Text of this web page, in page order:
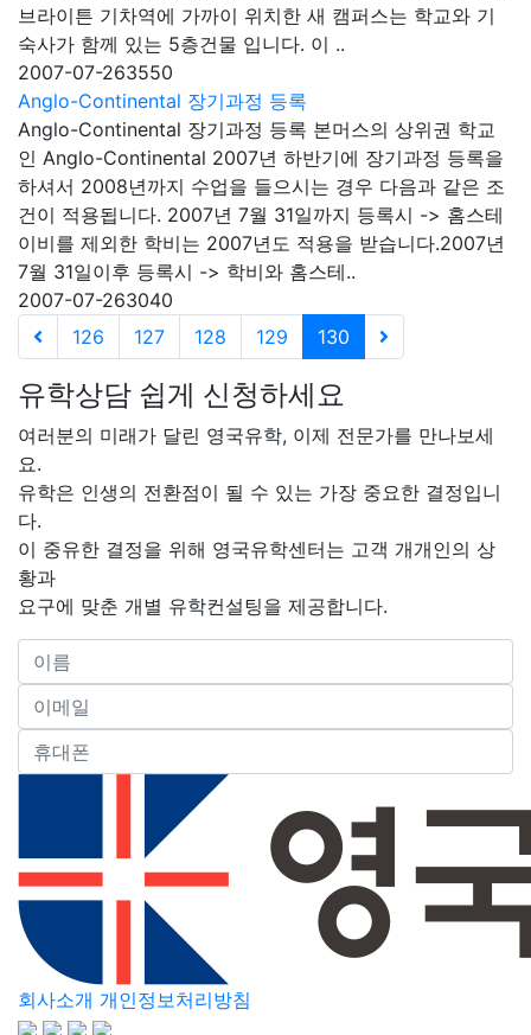
브라이튼 기차역에 가까이 위치한 새 캠퍼스는 학교와 기
숙사가 함께 있는 5층건물 입니다. 이 ..
2007-07-263550
Anglo-Continental 장기과정 등록
Anglo-Continental 장기과정 등록 본머스의 상위권 학교
인 Anglo-Continental 2007년 하반기에 장기과정 등록을
하셔서 2008년까지 수업을 들으시는 경우 다음과 같은 조
건이 적용됩니다. 2007년 7월 31일까지 등록시 -> 홈스테
이비를 제외한 학비는 2007년도 적용을 받습니다.2007년
7월 31일이후 등록시 -> 학비와 홈스테..
2007-07-263040
126
127 128 129 130
유학상담 쉽게 신청하세요
여러분의 미래가 달린 영국유학, 이제 전문가를 만나보세
요.
유학은 인생의 전환점이 될 수 있는 가장 중요한 결정입니
다.
이 중유한 결정을 위해 영국유학센터는 고객 개개인의 상
황과
요구에 맞춘 개별 유학컨설팅을 제공합니다.
회사소개 개인정보처리방침